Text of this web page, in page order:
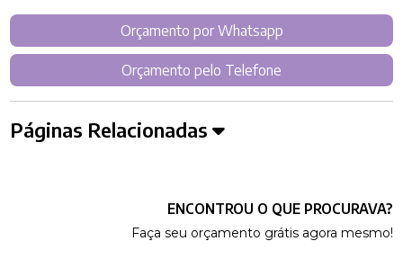
Orçamento por Whatsapp
Orçamento pelo Telefone
Páginas Relacionadas
ENCONTROU O QUE PROCURAVA?
Faça seu orçamento grátis agora mesmo!